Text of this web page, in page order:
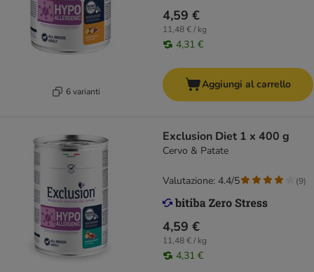
6 varianti
4,59 €
11,48 € / kg
4,31 €
Aggiungi al carrello
Exclusion Diet 1 x 400 g
Cervo & Patate
4,59 €
11,48 € / kg
4,31 €
Valutazione: 4.4/5 (9)